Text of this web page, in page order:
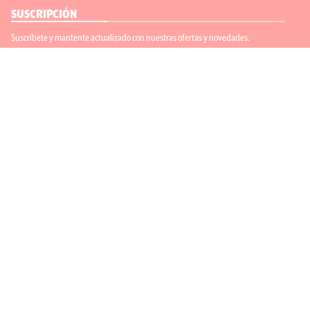
SUSCRIPCIÓN
Suscríbete y mantente actualizado con nuestras ofertas y novedades.